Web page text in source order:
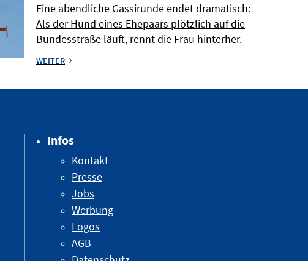
Eine abendliche Gassirunde endet dramatisch:
Als der Hund eines Ehepaars plötzlich auf die
Bundesstraße läuft, rennt die Frau hinterher.
WEITER
Infos
Kontakt
Presse
Jobs
Werbung
Logos
AGB